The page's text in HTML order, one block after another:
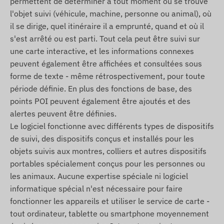
itinéraires, création de journaux de bord et
d'autres rapports, etc.) sont décrits dans la
documentation du logiciel de suivi.
Contenu de l'emballage
COBAN TK103 traceur GPS pour véhicule
Antenne GSM externe
Antenne GPS externe
Câble de connexion
Relais (pour l'arret a distance)
Microphone
Bouton SOS
Manuel d'installation
Conditions d'utilisation
Pour un fonctionnement normal de l'appareil, une
l'objet suivi (véhicule, machine, personne ou animal), où
il se dirige, quel itinéraire il a emprunté, quand et où il
s'est arrêté ou est parti. Tout cela peut être suivi sur
une carte interactive, et les informations connexes
peuvent également être affichées et consultées sous
forme de texte - même rétrospectivement, pour toute
période définie. En plus des fonctions de base, des
points POI peuvent également être ajoutés et des
alertes peuvent être définies.
Le logiciel fonctionne avec différents types de dispositifs
de suivi, des dispositifs conçus et installés pour les
objets suivis aux montres, colliers et autres dispositifs
portables spécialement conçus pour les personnes ou
les animaux. Aucune expertise spéciale ni logiciel
informatique spécial n'est nécessaire pour faire
fonctionner les appareils et utiliser le service de carte -
tout ordinateur, tablette ou smartphone moyennement